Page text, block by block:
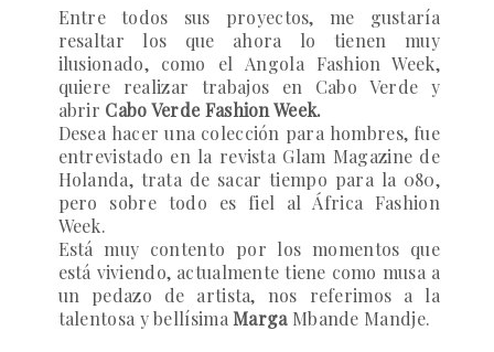
Entre todos sus proyectos, me gustaría
resaltar los que ahora lo tienen muy
ilusionado, como el
Angola Fashion Week,
quiere realizar trabajos en Cabo Verde y
abrir Cabo Verde Fashion Week.
Desea hacer una colección para hombres, fue
entrevistado en la revista Glam Magazine de
Holanda, trata de sacar tiempo para la 080,
pero sobre todo es fiel al África Fashion
Week.
Está muy contento por los momentos que
está viviendo, actualmente tiene como musa a
un pedazo de artista, nos referimos a la
talentosa y bellísimaMarga Mbande Mandje.